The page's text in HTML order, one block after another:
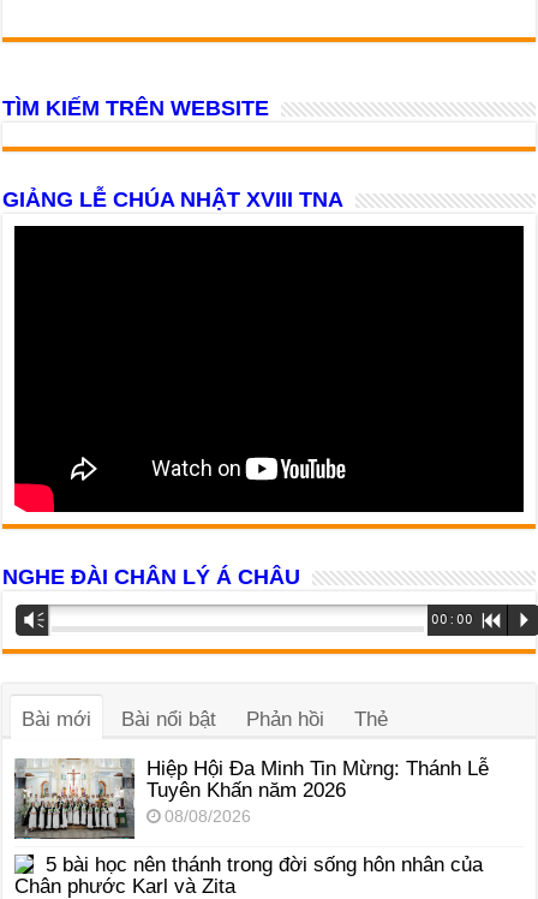
TÌM KIẾM TRÊN WEBSITE
GIẢNG LỄ CHÚA NHẬT XVIII TNA
NGHE ĐÀI CHÂN LÝ Á CHÂU
Trình
phát
âm
Vm 00:00 R P
Bài mới Bài nổi bật Phản hồi Thẻ
Hiệp Hội Đa Minh Tin Mừng: Thánh Lễ
Tuyên Khấn năm 2026
08/08/2026
5 bài học nên thánh trong đời sống hôn nhân của
Chân phước Karl và Zita